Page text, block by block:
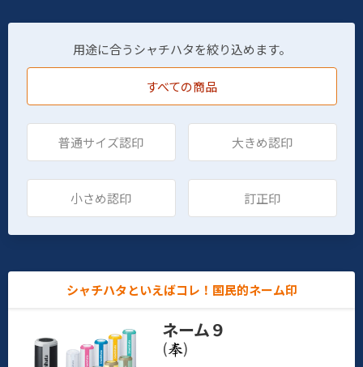
用途に合うシャチハタを絞り込めます。
すべての商品
普通サイズ認印 大きめ認印
小さめ認印 訂正印
シャチハタといえばコレ！国民的ネーム印
ネーム９
(
)